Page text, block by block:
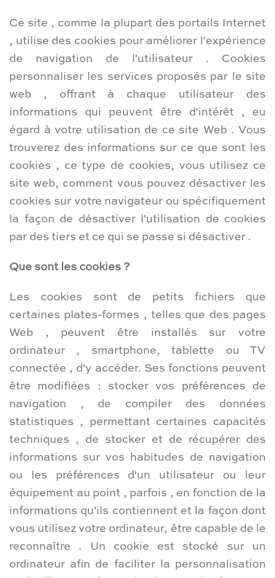
Ce site , comme la plupart des portails Internet
, utilise des cookies pour améliorer l'expérience
de navigation de l'utilisateur . Cookies
personnaliser les services proposés par le site
web , offrant à chaque utilisateur des
informations qui peuvent être d'intérêt , eu
égard à votre utilisation de ce site Web . Vous
trouverez des informations sur ce que sont les
cookies , ce type de cookies, vous utilisez ce
site web, comment vous pouvez désactiver les
cookies sur votre navigateur ou spécifiquement
la façon de désactiver l'utilisation de cookies
par des tiers et ce qui se passe si désactiver .
Que sont les cookies ?
Les cookies sont de petits fichiers que
certaines plates-formes , telles que des pages
Web , peuvent être installés sur votre
ordinateur , smartphone, tablette ou TV
connectée , d'y accéder. Ses fonctions peuvent
être modifiées : stocker vos préférences de
navigation , de compiler des données
statistiques , permettant certaines capacités
techniques , de stocker et de récupérer des
informations sur vos habitudes de navigation
ou les préférences d'un utilisateur ou leur
équipement au point , parfois , en fonction de la
informations qu'ils contiennent et la façon dont
vous utilisez votre ordinateur, être capable de le
reconnaître . Un cookie est stocké sur un
ordinateur afin de faciliter la personnalisation